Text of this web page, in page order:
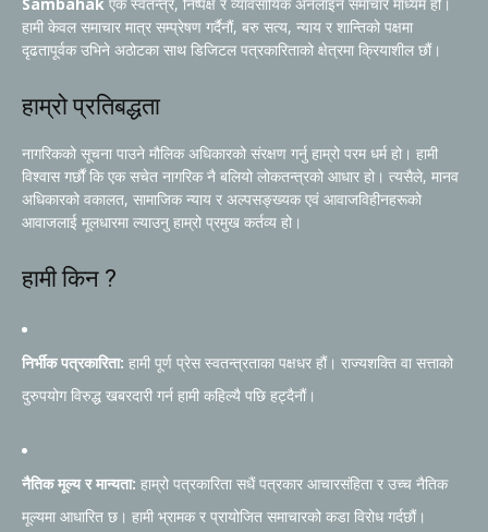
हामी केवल समाचार मात्र सम्प्रेषण गर्दैनौं, बरु सत्य, न्याय र शान्तिको पक्षमा
दृढतापूर्वक उभिने अठोटका साथ डिजिटल पत्रकारिताको क्षेत्रमा क्रियाशील छौं।
हाम्रो प्रतिबद्धता
नागरिकको सूचना पाउने मौलिक अधिकारको संरक्षण गर्नु हाम्रो परम धर्म हो। हामी
विश्वास गर्छौं कि एक सचेत नागरिक नै बलियो लोकतन्त्रको आधार हो। त्यसैले, मानव
अधिकारको वकालत, सामाजिक न्याय र अल्पसङ्ख्यक एवं आवाजविहीनहरूको
आवाजलाई मूलधारमा ल्याउनु हाम्रो प्रमुख कर्तव्य हो।
हामी किन ?
निर्भीक पत्रकारिता: हामी पूर्ण प्रेस स्वतन्त्रताका पक्षधर हौं। राज्यशक्ति वा सत्ताको
दुरुपयोग विरुद्ध खबरदारी गर्न हामी कहिल्यै पछि हट्दैनौं।
नैतिक मूल्य र मान्यता: हाम्रो पत्रकारिता सधैं पत्रकार आचारसंहिता र उच्च नैतिक
मूल्यमा आधारित छ। हामी भ्रामक र प्रायोजित समाचारको कडा विरोध गर्दछौं।